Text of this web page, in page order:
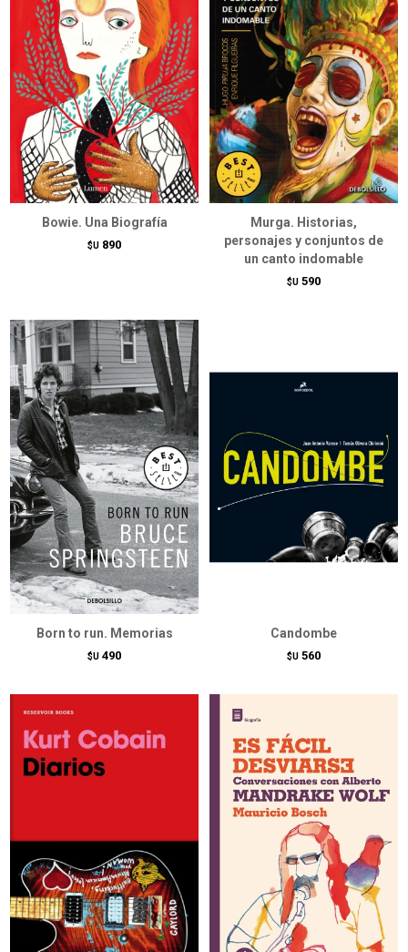
Bowie. Una Biografía
$U 890
Murga. Historias,
personajes y conjuntos de
un canto indomable
$U 590
Born to run. Memorias
$U 490
Candombe
$U 560